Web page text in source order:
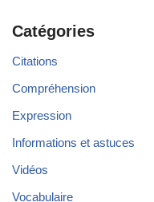
Catégories
Citations
Compréhension
Expression
Informations et astuces
Vidéos
Vocabulaire